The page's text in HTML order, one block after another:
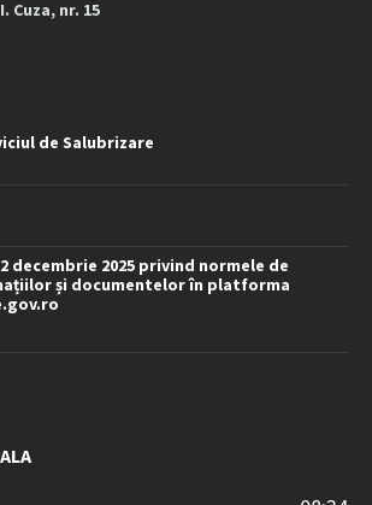
Cuza, nr. 15
de Salubrizare
2 decembrie 2025 privind normele de
și documentelor în platforma